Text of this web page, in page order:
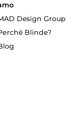
Design Group
Blinde?